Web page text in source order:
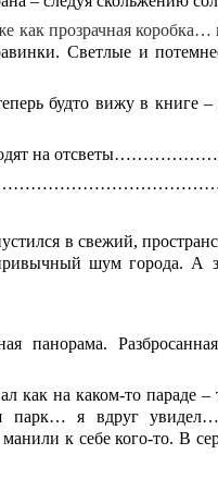
как прозрачная
Светлые и
будто вижу в книге
походят на
в свежий,
шум города. А
панорама.
как на каком-то параде
парк… я вдруг
к себе кого-то. В